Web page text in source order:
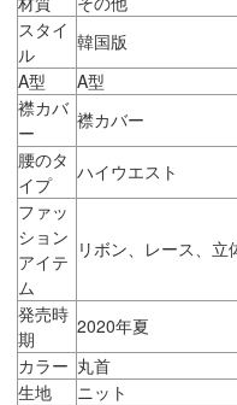
スタイ
ル
韓国版
A型
A型
襟カバ
ー
襟カバー
腰のタ
イプ
ハイウエスト
ファッ
ション
アイテ
ム
リボン、レース、立
発売時
期
2020年夏
カラー 丸首
生地
ニット